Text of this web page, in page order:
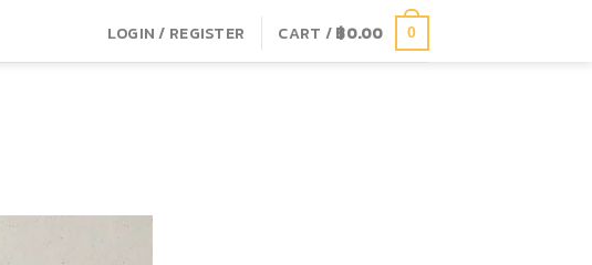
LOGIN / REGISTER CART /฿0.00 0